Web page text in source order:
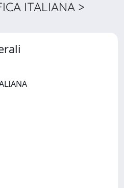
ITALIANA >